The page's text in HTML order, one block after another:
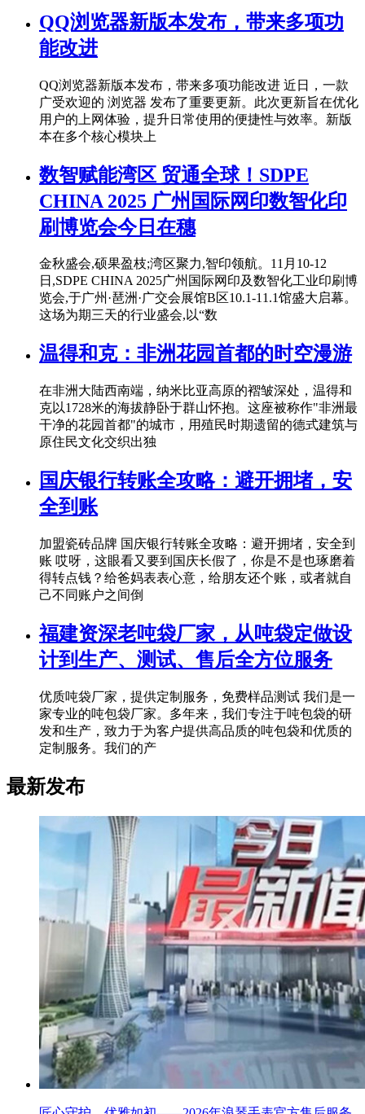
QQ浏览器新版本发布，带来多项功
能改进
QQ浏览器新版本发布，带来多项功能改进 近日，一款
广受欢迎的 浏览器 发布了重要更新。此次更新旨在优化
用户的上网体验，提升日常使用的便捷性与效率。新版
本在多个核心模块上
数智赋能湾区 贸通全球！SDPE
CHINA 2025 广州国际网印数智化印
刷博览会今日在穗
金秋盛会,硕果盈枝;湾区聚力,智印领航。11月10-12
日,SDPE CHINA 2025广州国际网印及数智化工业印刷博
览会,于广州·琶洲·广交会展馆B区10.1-11.1馆盛大启幕。
这场为期三天的行业盛会,以“数
温得和克：非洲花园首都的时空漫游
在非洲大陆西南端，纳米比亚高原的褶皱深处，温得和
克以1728米的海拔静卧于群山怀抱。这座被称作"非洲最
干净的花园首都"的城市，用殖民时期遗留的德式建筑与
原住民文化交织出独
国庆银行转账全攻略：避开拥堵，安
全到账
加盟瓷砖品牌 国庆银行转账全攻略：避开拥堵，安全到
账 哎呀，这眼看又要到国庆长假了，你是不是也琢磨着
得转点钱？给爸妈表表心意，给朋友还个账，或者就自
己不同账户之间倒
福建资深老吨袋厂家，从吨袋定做设
计到生产、测试、售后全方位服务
优质吨袋厂家，提供定制服务，免费样品测试 我们是一
家专业的吨包袋厂家。多年来，我们专注于吨包袋的研
发和生产，致力于为客户提供高品质的吨包袋和优质的
定制服务。我们的产
最新发布